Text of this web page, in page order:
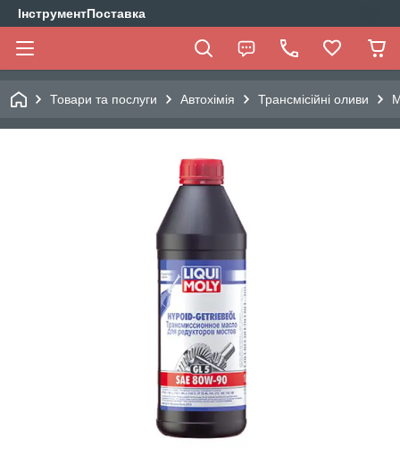
ІнструментПоставка
Товари та послуги Автохімія Трансмісійні оливи